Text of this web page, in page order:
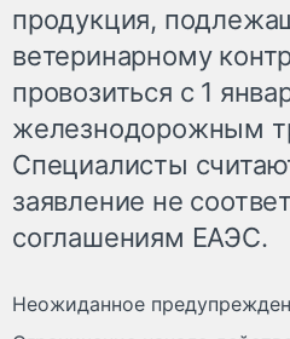
продукция,
ветеринарному
провозиться с 1
железнодорожным
Специалисты
заявление не
соглашениям ЕАЭС.
Неожиданное